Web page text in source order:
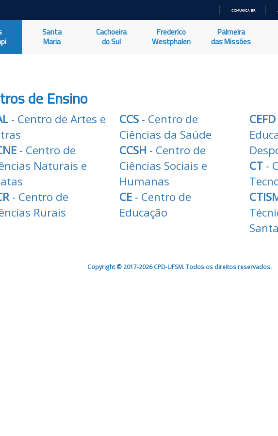
O
COMUNICA BR
Santa
Maria
Cachoeira
do Sul
Frederico
Westphalen
Palmeira
das Missões
de Ensino
- Centro de Artes e
- Centro de
Naturais e
- Centro de
Rurais
CCS- Centro de
Ciências da Saúde
CCSH - Centro de
Ciências Sociais e
Humanas
CE- Centro de
Educação
CEFD
CT -
Copyright © 2017-2026 CPD-UFSM. Todos os direitos reservados.